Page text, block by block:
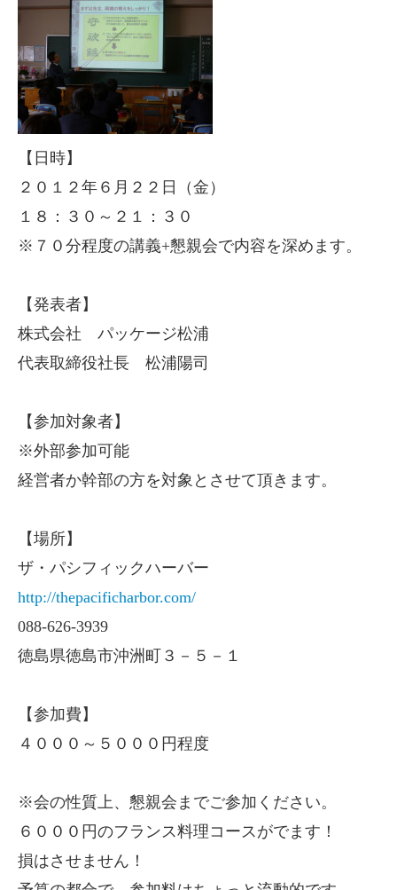
【日時】
２０１２年６月２２日（金）
１８：３０～２１：３０
※７０分程度の講義+懇親会で内容を深めます。
【発表者】
株式会社 パッケージ松浦
代表取締役社長 松浦陽司
【参加対象者】
※外部参加可能
経営者か幹部の方を対象とさせて頂きます。
【場所】
ザ・パシフィックハーバー
http://thepacificharbor.com/
088-626-3939
徳島県徳島市沖洲町３－５－１
【参加費】
４０００～５０００円程度
※会の性質上、懇親会までご参加ください。
６０００円のフランス料理コースがでます！
損はさせません！